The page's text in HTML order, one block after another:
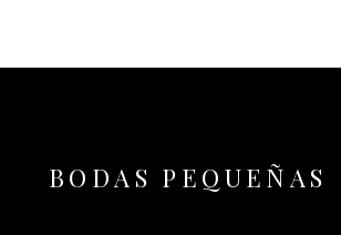
BODAS PEQUEÑAS